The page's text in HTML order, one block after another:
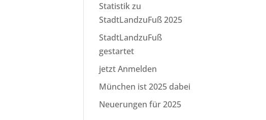
Statistik zu
StadtLandzuFuß 2025
StadtLandzuFuß
gestartet
jetzt Anmelden
München ist 2025 dabei
Neuerungen für 2025